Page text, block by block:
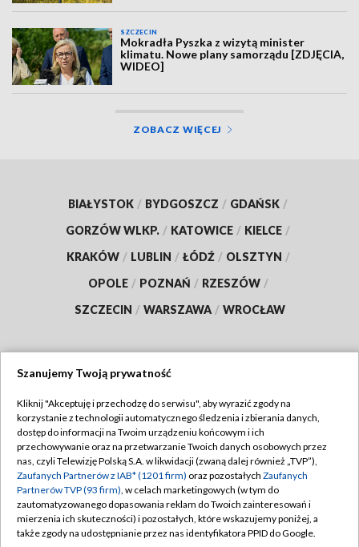
SZCZECIN
Mokradła Pyszka z wizytą minister
klimatu. Nowe plany samorządu [ZDJĘCIA,
WIDEO]
ZOBACZ WIĘCEJ
BIAŁYSTOK / BYDGOSZCZ / GDAŃSK /
GORZÓW WLKP. / KATOWICE / KIELCE /
KRAKÓW / LUBLIN / ŁÓDŹ / OLSZTYN /
OPOLE / POZNAŃ / RZESZÓW /
SZCZECIN / WARSZAWA / WROCŁAW
TVP
Abonament TVP
Emisja w TVP
Centrum informacji TVP
Naziemna Telewizja Cyfrowa
Regulamin TVP
Polityka prywatności
Moje zgody
Pomoc
Szanujemy Twoją prywatność
Kliknij "Akceptuję i przechodzę do serwisu", aby wyrazić zgody na
korzystanie z technologii automatycznego śledzenia i zbierania danych,
dostęp do informacji na Twoim urządzeniu końcowym i ich
przechowywanie oraz na przetwarzanie Twoich danych osobowych przez
nas, czyli Telewizję Polską S.A. w likwidacji (zwaną dalej również „TVP”),
Zaufanych Partnerów z IAB* (1201 firm) oraz pozostałych Zaufanych
Partnerów TVP (93 firm), w celach marketingowych (w tym do
zautomatyzowanego dopasowania reklam do Twoich zainteresowań i
mierzenia ich skuteczności) i pozostałych, które wskazujemy poniżej, a
także zgody na udostępnianie przez nas identyfikatora PPID do Google.